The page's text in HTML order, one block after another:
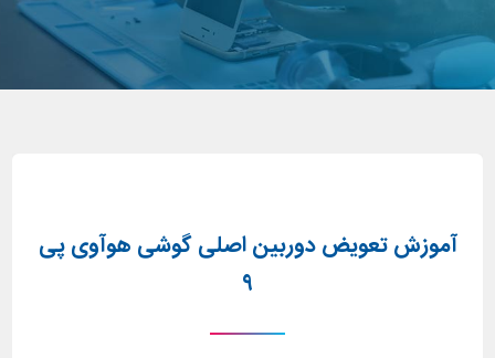
آموزش تعویض دوربین اصلی گوشی هوآوی پی
۹